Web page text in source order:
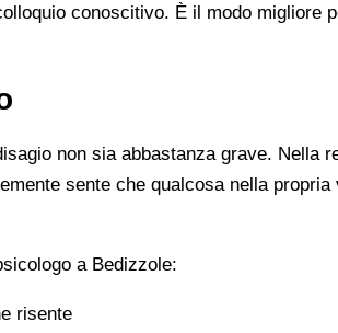
conoscitivo. È il modo migliore
non sia abbastanza grave. Nella
sente che qualcosa nella
a Bedizzole:
risente